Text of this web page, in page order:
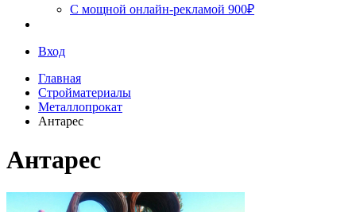
С мощной онлайн-рекламой 900₽
Вход
Главная
Стройматериалы
Металлопрокат
Антарес
Антарес